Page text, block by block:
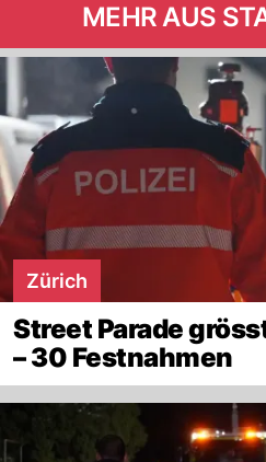
MEHR AUS
Zürich
Street Parade
– 30 Festnahmen